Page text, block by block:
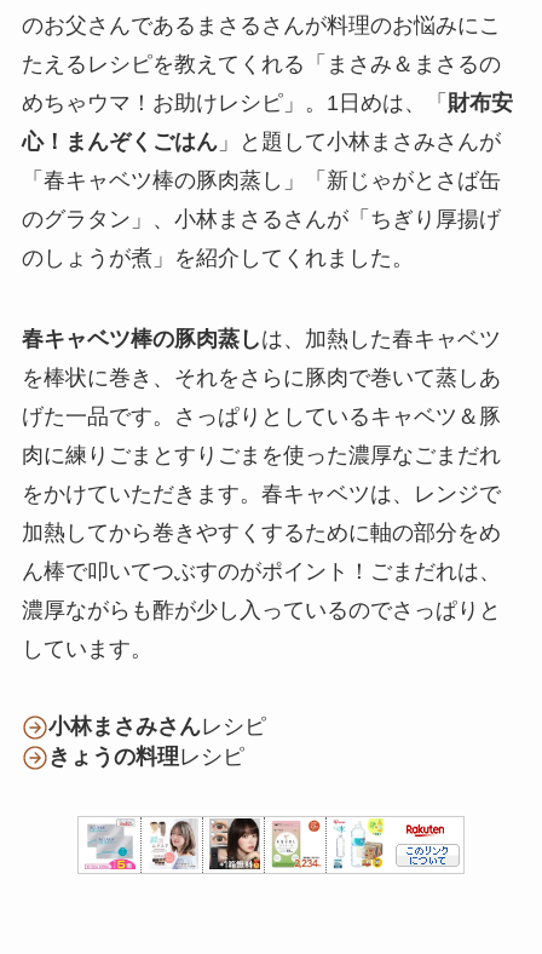
のお父さんであるまさるさんが料理のお悩みにこ
たえるレシピを教えてくれる「まさみ＆まさるの
めちゃウマ！お助けレシピ」。1日めは、「 財布安
心！まんぞくごはん」と題して小林まさみさんが
「春キャベツ棒の豚肉蒸し」「新じゃがとさば缶
のグラタン」、小林まさるさんが「ちぎり厚揚げ
のしょうが煮」を紹介してくれました。
春キャベツ棒の豚肉蒸しは、加熱した春キャベツ
を棒状に巻き、それをさらに豚肉で巻いて蒸しあ
げた一品です。さっぱりとしているキャベツ＆豚
肉に練りごまとすりごまを使った濃厚なごまだれ
をかけていただきます。春キャベツは、レンジで
加熱してから巻きやすくするために軸の部分をめ
ん棒で叩いてつぶすのがポイント！ごまだれは、
濃厚ながらも酢が少し入っているのでさっぱりと
しています。
小林まさみさんレシピ
きょうの料理レシピ